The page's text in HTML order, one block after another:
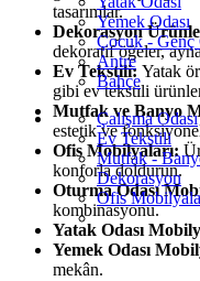
tasarımlar.
Dekorasyon
dekoratif öğeler,
Ev Tekstili: Yatak
gibi ev tekstili
Mutfak ve Banyo
estetik ve
Ofis Mobilyaları:
konforla doldurun.
Oturma Odası
kombinasyonu.
Yatak Odası
Yemek Odası
mekân.
Yemek Odası
Çocuk - Genç
Antre
Bahçe
Çalışma Odası
Ev Tekstili
Mutfak -
Dekorasyon
Ofis